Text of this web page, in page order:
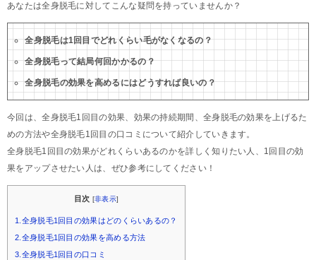
あなたは全身脱毛に対してこんな疑問を持っていませんか？
全身脱毛は1回目でどれくらい毛がなくなるの？
全身脱毛って結局何回かかるの？
全身脱毛の効果を高めるにはどうすれば良いの？
今回は、全身脱毛1回目の効果、効果の持続期間、全身脱毛の効果を上げるた
めの方法や全身脱毛1回目の口コミについて紹介していきます。
全身脱毛1回目の効果がどれくらいあるのかを詳しく知りたい人、1回目の効
果をアップさせたい人は、ぜひ参考にしてください！
目次 [非表示]
1.全身脱毛1回目の効果はどのくらいあるの？
2.全身脱毛1回目の効果を高める方法
3.全身脱毛1回目の口コミ